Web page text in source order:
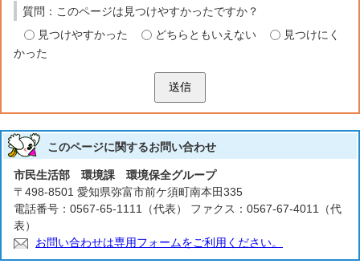
質問：このページは見つけやすかったですか？
見つけやすかった
どちらともいえない
見つけにく
かった
送信
このページに関するお問い合わせ
市民生活部 環境課 環境保全グループ
〒498-8501 愛知県弥富市前ケ須町南本田335
電話番号：0567-65-1111（代表） ファクス：0567-67-4011（代
表）
お問い合わせは専用フォームをご利用ください。